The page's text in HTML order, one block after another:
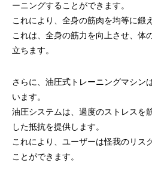
ーニングすることができます。
これにより、全身の筋肉を均等に鍛
これは、全身の筋力を向上させ、体
立ちます。
さらに、油圧式トレーニングマシン
います。
油圧システムは、過度のストレスを
した抵抗を提供します。
これにより、ユーザーは怪我のリス
ことができます。